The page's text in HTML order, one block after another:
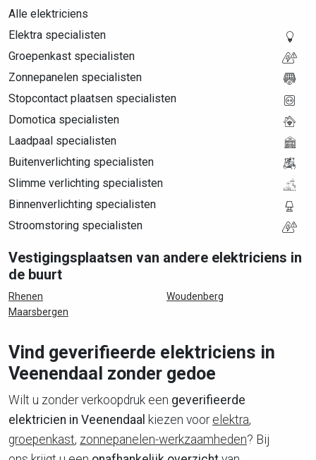
Alle elektriciens
Elektra specialisten
Groepenkast specialisten
Zonnepanelen specialisten
Stopcontact plaatsen specialisten
Domotica specialisten
Laadpaal specialisten
Buitenverlichting specialisten
Slimme verlichting specialisten
Binnenverlichting specialisten
Stroomstoring specialisten
Vestigingsplaatsen van andere elektriciens in
de buurt
Rhenen
Maarsbergen
Woudenberg
Vind geverifieerde elektriciens in
Veenendaal zonder gedoe
Wilt u zonder verkoopdruk een geverifieerde
elektricien in Veenendaal kiezen voor elektra,
groepenkast, zonnepanelen-werkzaamheden? Bij